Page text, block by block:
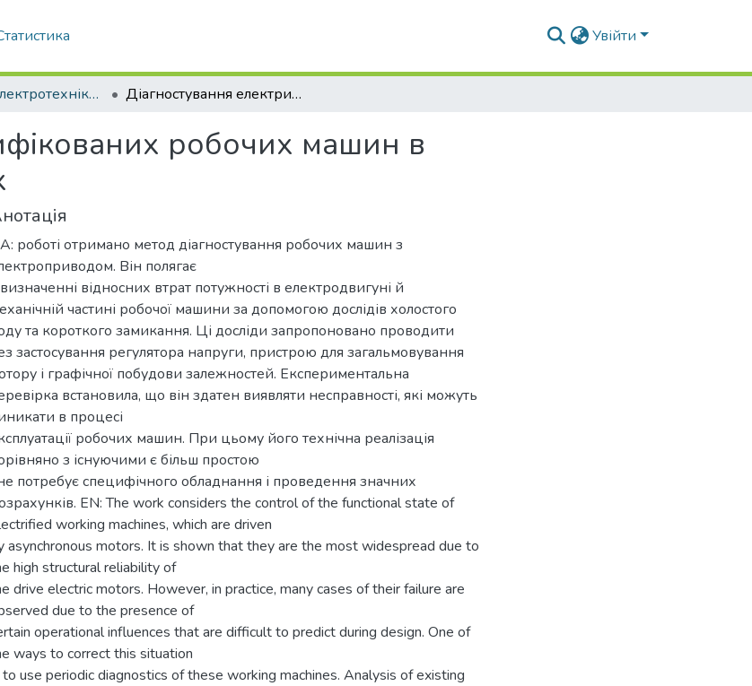
Увійти
Кафедра Електротехніки і електромеханіки ім. проф. В.В. Овчарова Діагностування електрифікованих робочих машин в експлуатаційних умовах
робочих машин в
роботі отримано метод діагностування робочих машин з
Він полягає
відносних втрат потужності в електродвигуні й
частині робочої машини за допомогою дослідів холостого
та короткого замикання. Ці досліди запропоновано проводити
застосування регулятора напруги, пристрою для загальмовування
і графічної побудови залежностей. Експериментальна
встановила, що він здатен виявляти несправності, які можуть
в процесі
робочих машин. При цьому його технічна реалізація
з існуючими є більш простою
потребує специфічного обладнання і проведення значних
EN: The work considers the control of the functional state of
working machines, which are driven
asynchronous motors. It is shown that they are the most widespread due to
high structural reliability of
drive electric motors. However, in practice, many cases of their failure are
due to the presence of
operational influences that are difficult to predict during design. One of
ways to correct this situation
use periodic diagnostics of these working machines. Analysis of existing